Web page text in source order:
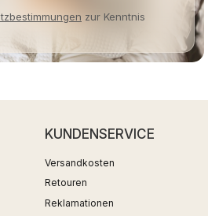
zur Kenntnis
KUNDENSERVICE
Versandkosten
Retouren
Reklamationen